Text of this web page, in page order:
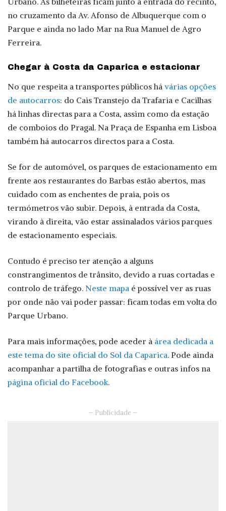
no cruzamento da Av. Afonso de Albuquerque com o
Parque e ainda no lado Mar na Rua Manuel de Agro
Ferreira.
Chegar à Costa da Caparica e estacionar
No que respeita a transportes públicos há várias opções
de autocarros: do Cais Transtejo da Trafaria e Cacilhas
há linhas directas para a Costa, assim como da estação
de comboios do Pragal. Na Praça de Espanha em Lisboa
também há autocarros directos para a Costa.
Se for de automóvel, os parques de estacionamento em
frente aos restaurantes do Barbas estão abertos, mas
cuidado com as enchentes de praia, pois os
termómetros vão subir. Depois, à entrada da Costa,
virando à direita, vão estar assinalados vários parques
de estacionamento especiais.
Contudo é preciso ter atenção a alguns
constrangimentos de trânsito, devido a ruas cortadas e
controlo de tráfego. Neste mapa é possível ver as ruas
por onde não vai poder passar: ficam todas em volta do
Parque Urbano.
Para mais informações, pode aceder à área dedicada a
este tema do site oficial do Sol da Caparica. Pode ainda
acompanhar a partilha de fotografias e outras infos na
página oficial do Facebook.
– Publicidade –